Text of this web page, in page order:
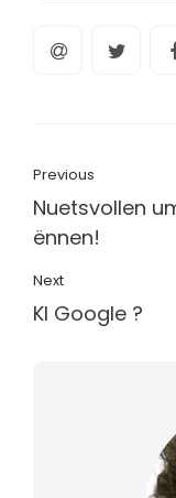
Previous
Nuetsvollen
ënnen!
Next
KI Google ?